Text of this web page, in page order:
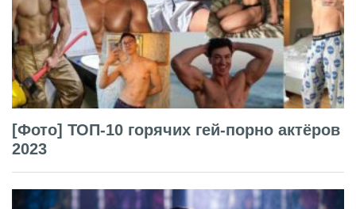
[Фото] ТОП-10 горячих гей-порно актёров
2023